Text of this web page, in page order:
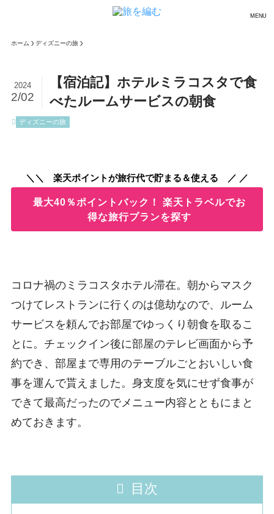
MENU
ホーム ディズニーの旅
【宿泊記】ホテルミラコスタで食
べたルームサービスの朝食
2024
2/02
ディズニーの旅
＼＼ 楽天ポイントが旅行代で貯まる＆使える ／ ／
最大40％ポイントバック！ 楽天トラベルでお
得な旅行プランを探す
コロナ禍のミラコスタホテル滞在。朝からマスク
つけてレストランに行くのは億劫なので、ルーム
サービスを頼んでお部屋でゆっくり朝食を取るこ
とに。チェックイン後に部屋のテレビ画面から予
約でき、部屋まで専用のテーブルごとおいしい食
事を運んで貰えました。身支度を気にせず食事が
できて最高だったのでメニュー内容とともにまと
めておきます。
目次